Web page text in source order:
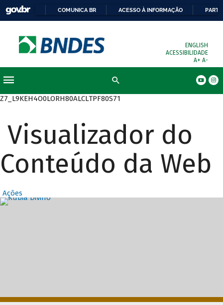
COMUNICA BR ACESSO À INFORMAÇÃO
ENGLISH
ACESSIBILIDADE
A+ A-
Z7_L9KEH4O0LORH80ALCLTPF80S71
Visualizador do
Conteúdo da Web
Ações
Destaques